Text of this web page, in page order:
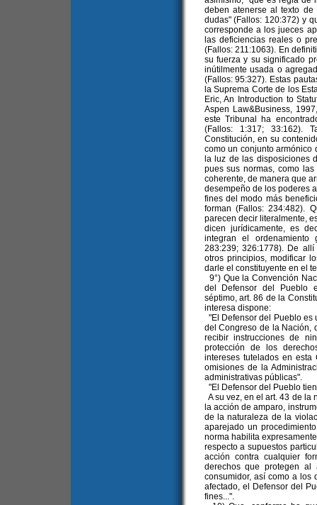
deben atenerse al texto
dudas" (Fallos: 120:372) y
corresponde a los jueces
las deficiencias reales o
(Fallos: 211:1063). En
su fuerza y su significado
inútilmente usada o
(Fallos: 95:327). Estas
la Suprema Corte de los
Eric, An Introduction to
Aspen Law&Business,
este Tribunal ha
(Fallos: 1:317; 33:162).
Constitución, en su
como un conjunto armónico
la luz de las disposiciones
pues sus normas, como
coherente, de manera que
desempeño de los poderes
fines del modo más
forman (Fallos: 234:482).
parecen decir literalmente,
dicen jurídicamente, es
integran el ordenamiento
283:239; 326:1778). De
otros principios, modificar
darle el constituyente en el
9°) Que la Convención
del Defensor del Pueblo
séptimo, art. 86 de la
interesa dispone:
"El Defensor del Pueblo
del Congreso de la Nación,
recibir instrucciones de
protección de los
intereses tutelados en
omisiones de la
administrativas públicas".
"El Defensor del Pueblo
A su vez, en el art. 43 de la
la acción de amparo,
de la naturaleza de la
aparejado un
norma habilita
respecto a supuestos
acción contra cualquier
derechos que protegen
consumidor, así como a los
afectado, el Defensor del
fines...".